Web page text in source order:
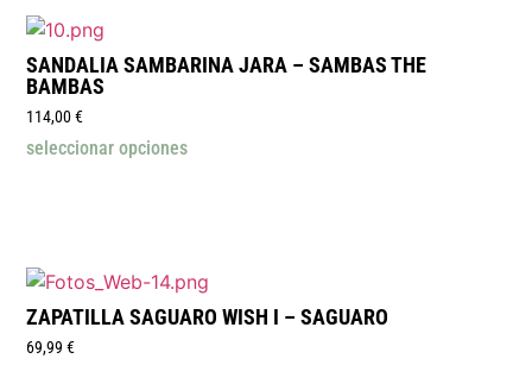
SANDALIA SAMBARINA JARA – SAMBAS THE
BAMBAS
114,00€
seleccionar opciones
ZAPATILLA SAGUARO WISH I – SAGUARO
69,99€